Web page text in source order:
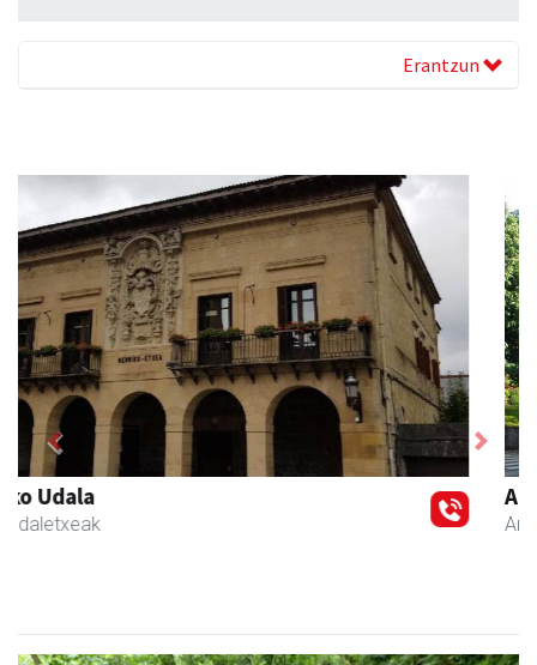
Erantzun
Andoaingo Udala
Andoain - Udaletxeak
Previous Next